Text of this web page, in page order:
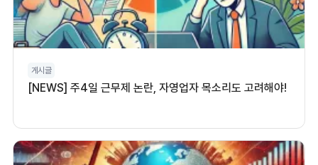
게시글
[NEWS] 주4일 근무제 논란, 자영업자 목소리도 고려해야!